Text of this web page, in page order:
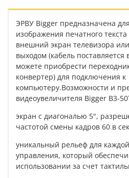
ЭРВУ Bigger предназначена
изображения печатного
внешний экран телевизора
выходом (кабель поставляется
можете приобрести
конвертер) для подключения к
компьютеру.Возможности и
видеоувеличителя Bigger B3-
экран с диагональю 5",
частотой смены кадров 60 в
уникальный рельеф для
управления, который
использовании за счет